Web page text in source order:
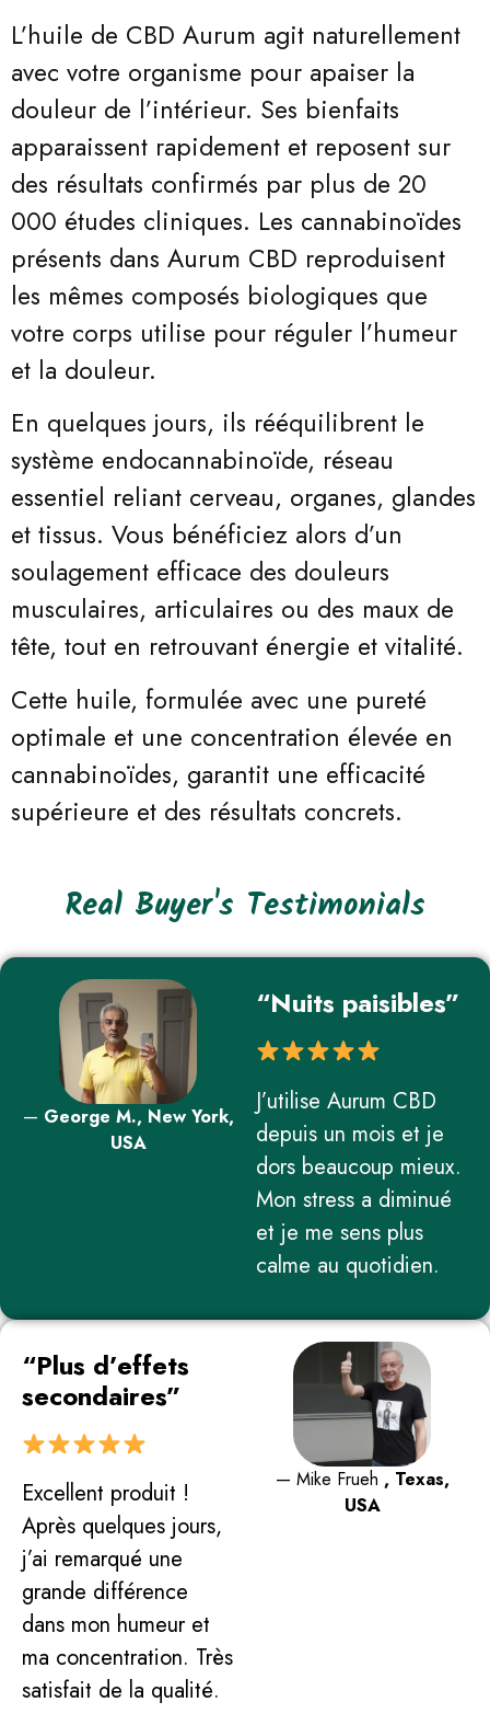
L’huile de CBD Aurum agit naturellement
avec votre organisme pour apaiser la
douleur de l’intérieur. Ses bienfaits
apparaissent rapidement et reposent sur
des résultats confirmés par plus de 20
000 études cliniques. Les cannabinoïdes
présents dans Aurum CBD reproduisent
les mêmes composés biologiques que
votre corps utilise pour réguler l’humeur
et la douleur.
En quelques jours, ils rééquilibrent le
système endocannabinoïde, réseau
essentiel reliant cerveau, organes, glandes
et tissus. Vous bénéficiez alors d’un
soulagement efficace des douleurs
musculaires, articulaires ou des maux de
tête, tout en retrouvant énergie et vitalité.
Cette huile, formulée avec une pureté
optimale et une concentration élevée en
cannabinoïdes, garantit une efficacité
supérieure et des résultats concrets.
Real Buyer's Testimonials
— George M., New York,
USA
“Nuits paisibles”
J’utilise Aurum CBD
depuis un mois et je
dors beaucoup mieux.
Mon stress a diminué
et je me sens plus
calme au quotidien.
— Mike Frueh , Texas,
USA
“Plus d’effets
secondaires”
Excellent produit !
Après quelques jours,
j’ai remarqué une
grande différence
dans mon humeur et
ma concentration. Très
satisfait de la qualité.